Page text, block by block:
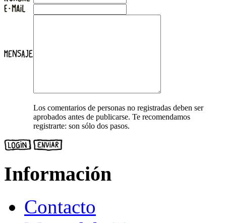
Los comentarios de personas no registradas deben ser
aprobados antes de publicarse. Te recomendamos
registrarte: son sólo dos pasos.
Información
Contacto